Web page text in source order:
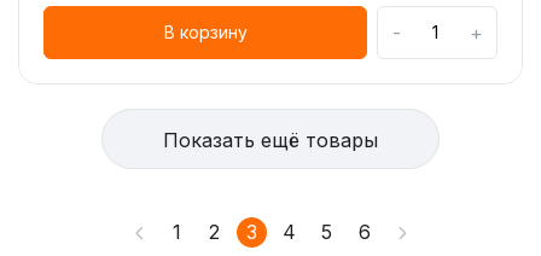
В корзину - +
Показать ещё товары
1 2 3 4 5 6